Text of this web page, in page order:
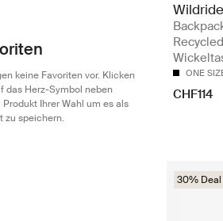
keine Favoriten vor. Klicken
das Herz-Symbol neben
Ihrer Wahl um es als
zu speichern.
Wildride
ONE
CHF114
30% Deal